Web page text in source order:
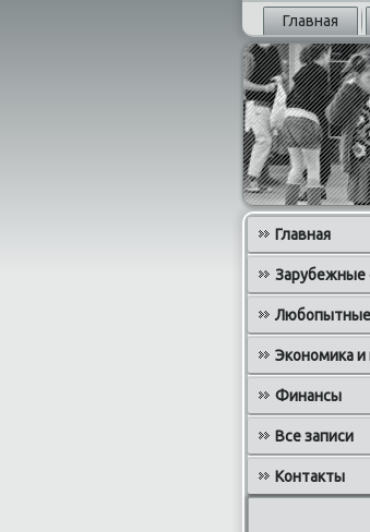
Главная
Главная
Зарубежные
Экономика и
Финансы
Все записи
Контакты